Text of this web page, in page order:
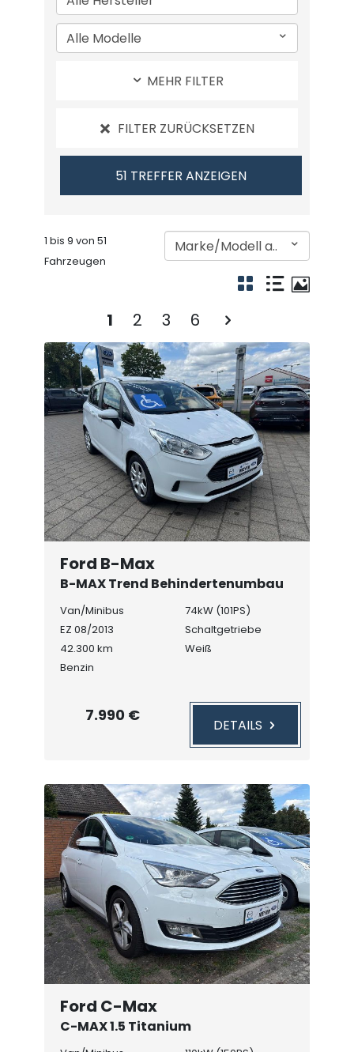
MEHR FILTER
FILTER ZURÜCKSETZEN
1 bis 9 von 51
Fahrzeugen
1 2 3 6
Ford B-Max
B-MAX Trend Behindertenumbau
Van/Minibus
EZ 08/2013
42.300 km
Benzin
74kW (101PS)
Schaltgetriebe
Weiß
7.990 €
DETAILS
Ford C-Max
C-MAX 1.5 Titanium
Winterpaket/AHK